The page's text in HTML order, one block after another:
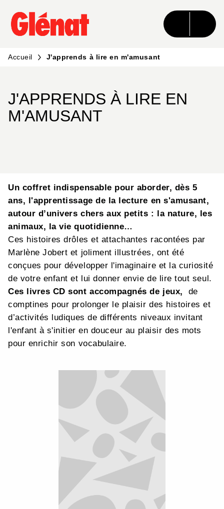
MENU RECHERCHE CONTENU
PIED DE PAGE
Accueil J'apprends à lire en m'amusant
J'APPRENDS À LIRE EN
M'AMUSANT
Un coffret indispensable pour aborder, dès 5
ans, l'apprentissage de la lecture en s'amusant,
autour d’univers chers aux petits : la nature, les
animaux, la vie quotidienne…
Ces histoires drôles et attachantes racontées par
Marlène Jobert et joliment illustrées, ont été
conçues pour développer l'imaginaire et la curiosité
de votre enfant et lui donner envie de lire tout seul.
Ces livres CD sont accompagnés de jeux, de
comptines pour prolonger le plaisir des histoires et
d’activités ludiques de différents niveaux invitant
l'enfant à s'initier en douceur au plaisir des mots
pour enrichir son vocabulaire.